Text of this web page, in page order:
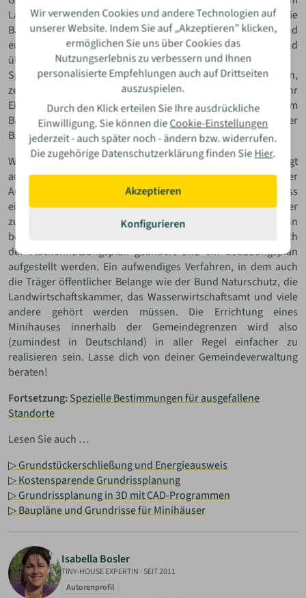
Landratsamt (Bauaufsichtsbehörde) vor. Die
Bauaufsichtsbehörde überprüft den Bauantrag und
entscheidet, ggf. nach einer Begehung vor Ort, abschließend
über die Erteilung der Baugenehmigung.
Spreche unbedingt mit deinen Nachbarn über dein Vorhaben,
zeige ihnen Pläne und Skizzen und bitte sie um ihr
Einverständnis. Die Zustimmung der Nachbarn ist bei jedem
Bauvorhaben relevant und beeinflusst die Erteilung der
Baugenehmigung.
Wie aussichtsreich ein Antrag auf Baugenehmigung ist, hängt
auch davon ab, ob sich das Grundstück im Innen- oder
Außenbereich (der Gemeinde) befindet. Die Vermutung, dass
eine Genehmigung auf einem abgelegenen Grundstück leichter
zu erhalten ist, kann sich als Irrtum erweisen. Für ein
bebauungspflichtiges Unterfangen müsste im Außenbereich
der Flächennutzungsplan geändert und ein Bebauungsplan
aufgestellt werden. Ein aufwendiges Verfahren, in dem auch
die Träger öffentlicher Belange wie der Bund Naturschutz, die
Landwirtschaftskammer, das Wasserwirtschaftsamt und viele
andere gehört werden müssen. Die Errichtung eines
Minihauses innerhalb der Gemeindegrenzen wird also
(zumindest in Deutschland) in aller Regel einfacher zu
realisieren sein. Lasse dich von deiner Gemeindeverwaltung
beraten!
Fortsetzung:Spezielle Bestimmungen für ausgefallene
Standorte
Lesen Sie auch …
▷ Grundstückerschließung und Energieausweis
▷ Kostensparende Grundrissplanung
▷ Grundrissplanung in 3D mit CAD-Programmen
▷ Baupläne und Grundrisse für Minihäuser
Isabella Bosler
TINY-HOUSE EXPERTIN · SEIT 2011
Autorenprofil
Wir verwenden Cookies und andere Technologien auf
unserer Website. Indem Sie auf „Akzeptieren” klicken,
ermöglichen Sie uns über Cookies das
Nutzungserlebnis zu verbessern und Ihnen
personalisierte Empfehlungen auch auf Drittseiten
auszuspielen.
Durch den Klick erteilen Sie Ihre ausdrückliche
Einwilligung. Sie können dieCookie-Einstellungen
jederzeit - auch später noch - ändern bzw. widerrufen.
Die zugehörige Datenschutzerklärung finden SieHier.
Akzeptieren
Konfigurieren